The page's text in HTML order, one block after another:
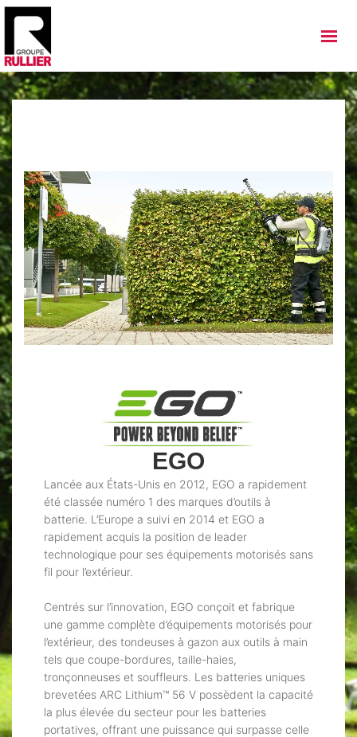
NOS ACTUALITÉS
EGO
Lancée aux États-Unis en 2012, EGO a rapidement
été classée numéro 1 des marques d’outils à
batterie. L’Europe a suivi en 2014 et EGO a
rapidement acquis la position de leader
technologique pour ses équipements motorisés sans
fil pour l’extérieur.
Centrés sur l’innovation, EGO conçoit et fabrique
une gamme complète d’équipements motorisés pour
l’extérieur, des tondeuses à gazon aux outils à main
tels que coupe-bordures, taille-haies,
tronçonneuses et souffleurs. Les batteries uniques
brevetées ARC Lithium™ 56 V possèdent la capacité
la plus élevée du secteur pour les batteries
portatives, offrant une puissance qui surpasse celle